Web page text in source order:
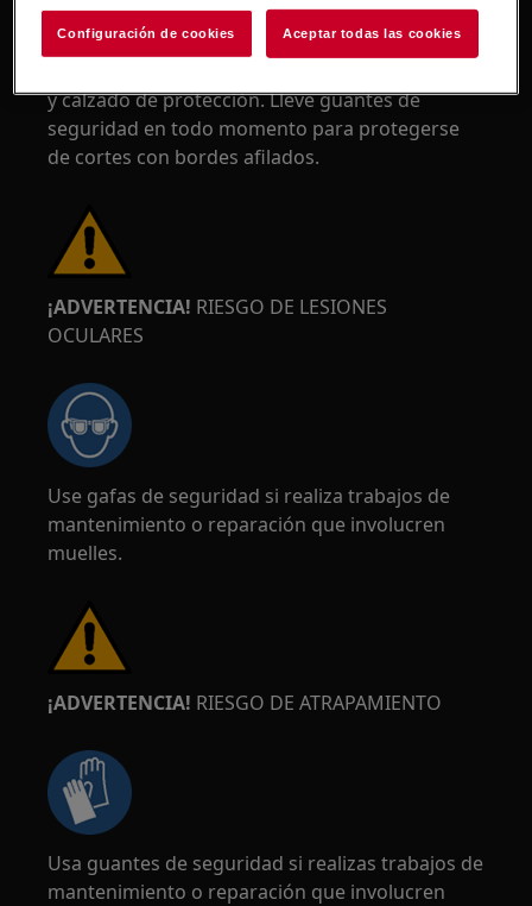
electrodomésticos. Para los aparatos pesados
es más seguro que los muevan dos
y calzado de protección. Lleve guantes de
seguridad en todo momento para protegerse
de cortes con bordes afilados.
¡ADVERTENCIA! RIESGO DE LESIONES
OCULARES
Use gafas de seguridad si realiza trabajos de
mantenimiento o reparación que involucren
muelles.
¡ADVERTENCIA! RIESGO DE ATRAPAMIENTO
Usa guantes de seguridad si realizas trabajos de
mantenimiento o reparación que involucren
Configuración de cookies Aceptar todas las cookies